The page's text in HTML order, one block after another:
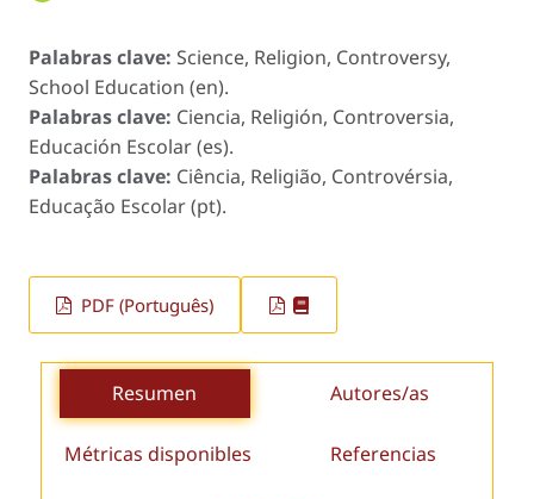
Palabras clave: Science, Religion, Controversy,
School Education (en).
Palabras clave: Ciencia, Religión, Controversia,
Educación Escolar (es).
Palabras clave: Ciência, Religião, Controvérsia,
Educação Escolar (pt).
PDF (Português)
Resumen Autores/as
Métricas disponibles Referencias